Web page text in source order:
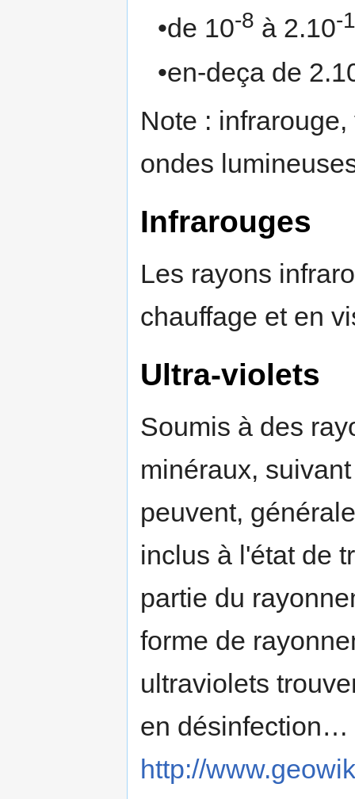
•de 10-8 à 2.10-
•en-deça de
Note :
ondes
Infrarouges
Les rayons
chauffage et en
Ultra-violets
Soumis à des
minéraux,
peuvent,
inclus à l'état de
partie du
forme de
ultraviolets
en désinfection…
http://